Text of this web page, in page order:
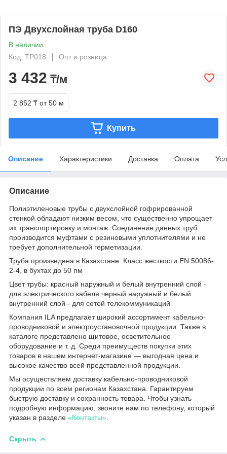
ПЭ Двухслойная труба D160
В наличии
Код: ТР018
Опт и розница
3 432 ₸/м
2 852 ₸ от 50 м
Купить
Описание Характеристики Доставка Оплата
Описание
Полиэтиленовые трубы с двухслойной гофрированной
стенкой обладают низким весом, что существенно упрощает
их транспортировку и монтаж. Соединение данных труб
производится муфтами с резиновыми уплотнителями и не
требует дополнительной герметизации.
Труба произведена в Казахстане. Класс жесткости EN 50086-
2-4, в бухтах до 50 пм
Цвет трубы: красный наружный и белый внутренний слой -
для электрического кабеля черный наружный и белый
внутренний слой - для сетей телекоммуникаций
Компания ILA предлагает широкий ассортимент кабельно-
проводниковой и электроустановочной продукции. Также в
каталоге представлено щитовое, осветительное
оборудование и т. д. Среди преимуществ покупки этих
товаров в нашем интернет-магазине — выгодная цена и
высокое качество всей представленной продукции.
Мы осуществляем доставку кабельно-проводниковой
продукции по всем регионам Казахстана. Гарантируем
быструю доставку и сохранность товара. Чтобы узнать
подробную информацию, звоните нам по телефону, который
указан в разделе «Контакты»
Скрыть